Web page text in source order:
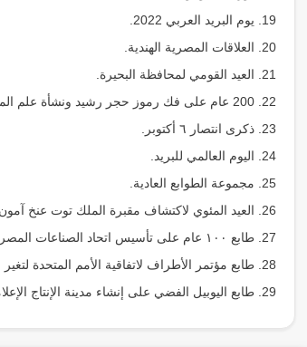
19. يوم البريد العربي 2022.
20. العلاقات المصرية الهندية.
21. العيد القومي لمحافظة البحيرة.
22. 200 عام على فك رموز حجر رشيد ونشأة علم المصريات.
23. ذكرى انتصار ٦ أكتوبر.
24. اليوم العالمي للبريد.
25. مجموعة الطوابع العادية.
26. العيد المئوي لاكتشاف مقبرة الملك توت عنخ آمون.
27. طابع ١٠٠ عام على تأسيس اتحاد الصناعات المصرية.
28. طابع مؤتمر الأطراف لاتفاقية الأمم المتحدة لتغير المناخ (COP).
29. طابع اليوبيل الفضي على إنشاء مدينة الإنتاج الإعلامي.